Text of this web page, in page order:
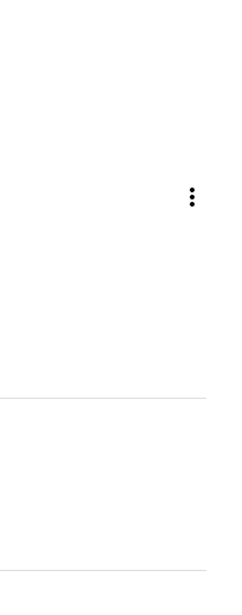
more_vert